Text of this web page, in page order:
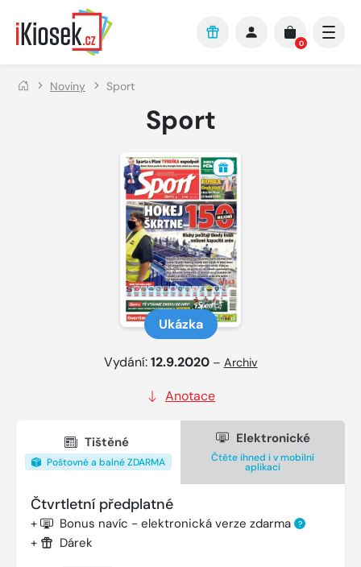
Přejít na hlavní obsah
0
Noviny Sport
Sport
Ukázka
Vydání:12.9.2020 – Archiv
Anotace
Tištěné
Poštovné a balné ZDARMA
Elektronické
Čtěte ihned i v mobilní
aplikaci
Čtvrtletní předplatné
+ Bonus navíc - elektronická verze zdarma ?
+ Dárek